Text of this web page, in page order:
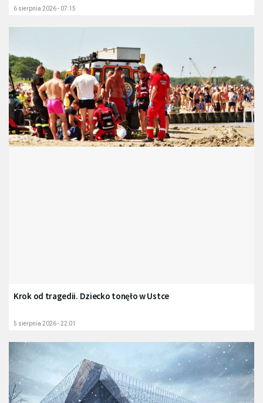
6 sierpnia 2026 - 07:15
Krok od tragedii. Dziecko tonęło w Ustce
5 sierpnia 2026 - 22:01